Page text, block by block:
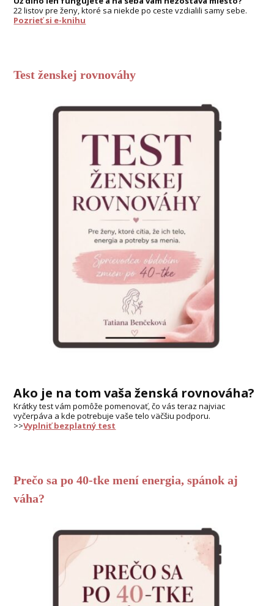
22 listov pre ženy, ktoré sa niekde po ceste vzdialili samy sebe.
Pozrieť si e-knihu
Test ženskej rovnováhy
Ako je na tom vaša ženská rovnováha?
Krátky test vám pomôže pomenovať, čo vás teraz najviac
vyčerpáva a kde potrebuje vaše telo väčšiu podporu.
>>Vyplniť bezplatný test
Prečo sa po 40-tke mení energia, spánok aj
váha?